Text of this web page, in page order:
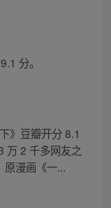
分。
》豆瓣开分 8.1
万 2 千多网友之
漫画《一...